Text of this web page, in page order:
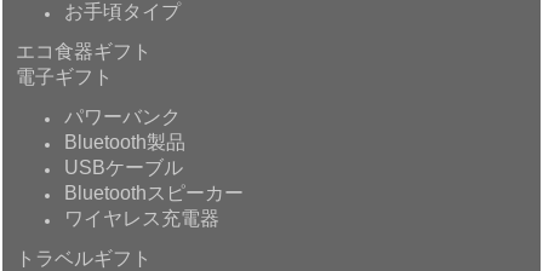
お手頃タイプ
エコ食器ギフト
電子ギフト
パワーバンク
Bluetooth製品
USBケーブル
Bluetoothスピーカー
ワイヤレス充電器
トラベルギフト